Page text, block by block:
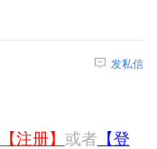
发私信
【注册】 或者 【登